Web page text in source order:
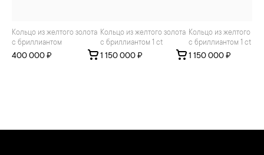
Кольцо из желтого золота
с бриллиантом
400 000 ₽
Кольцо из желтого золота
с бриллиантом 1 ct
1 150 000 ₽
Кольцо из желтого золота
с бриллиантом 1 ct
1 150 000 ₽